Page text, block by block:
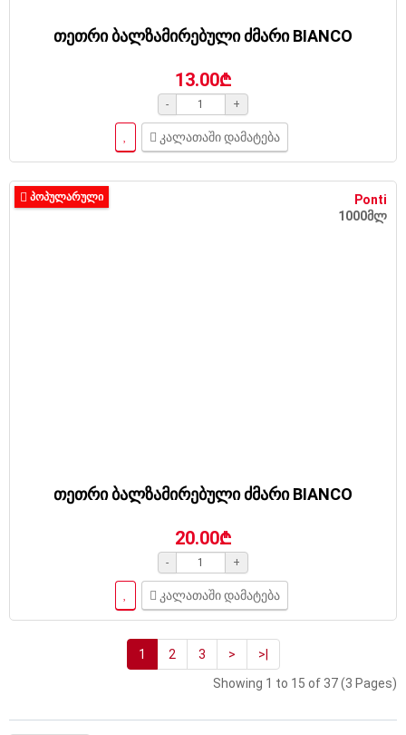
თეთრი ბალზამირებული ძმარი BIANCO
13.00₾
- +
კალათაში დამატება
Ponti
1000მლ
ᲞᲝᲞᲣᲚᲐᲠᲣᲚᲘ
თეთრი ბალზამირებული ძმარი BIANCO
20.00₾
- +
კალათაში დამატება
1 2 3 >
>|
Showing 1 to 15 of 37 (3 Pages)